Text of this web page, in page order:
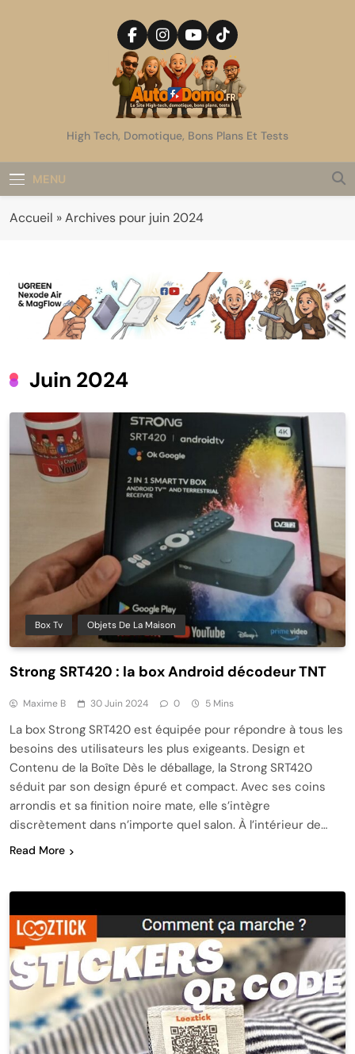
AutoDomo
High Tech, Domotique, Bons Plans Et Tests
MENU
Accueil »Archives pour juin 2024
Juin 2024
Box Tv Objets De La Maison
Strong SRT420 : la box Android décodeur TNT
Maxime B 30 Juin 2024 0 5 Mins
La box Strong SRT420 est équipée pour répondre à tous les
besoins des utilisateurs les plus exigeants. Design et
Contenu de la Boîte Dès le déballage, la Strong SRT420
séduit par son design épuré et compact. Avec ses coins
arrondis et sa finition noire mate, elle s’intègre
discrètement dans n’importe quel salon. À l’intérieur de…
Read More